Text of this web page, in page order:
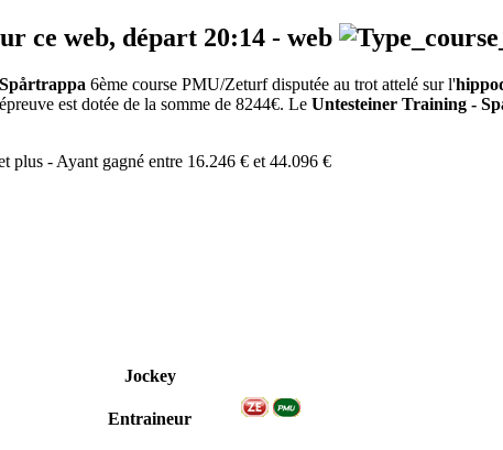
ce web, départ 20:14 - web
6ème course PMU/Zeturf disputée au trot attelé sur l'
est dotée de la somme de 8244€. Le Untesteiner Training -
plus - Ayant gagné entre 16.246 € et 44.096 €
Jockey
Entraineur